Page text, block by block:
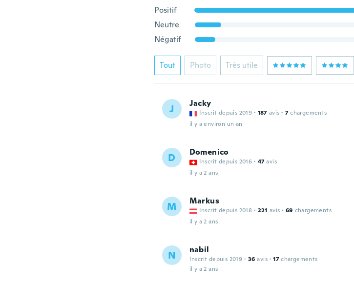
Positif
Neutre
Négatif
Tout Photo Très utile
J Jacky
Inscrit depuis 2019 · 187 avis · 7 chargements
il y a environ un an
D Domenico
Inscrit depuis 2016 · 47 avis
il y a 2 ans
M Markus
Inscrit depuis 2018 · 221 avis · 69 chargements
il y a 2 ans
N nabil
Inscrit depuis 2019 · 36 avis · 17 chargements
il y a 2 ans